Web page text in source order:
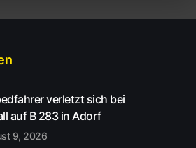
verletzt sich bei
auf B 283 in Adorf
9, 2026